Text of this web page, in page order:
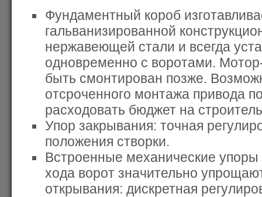
Фундаментный короб
гальванизированной
нержавеющей стали и всегда
одновременно с воротами.
быть смонтирован позже.
отсроченного монтажа привода
расходовать бюджет на
Упор закрывания: точная
положения створки.
Встроенные механические упоры
хода ворот значительно
открывания: дискретная